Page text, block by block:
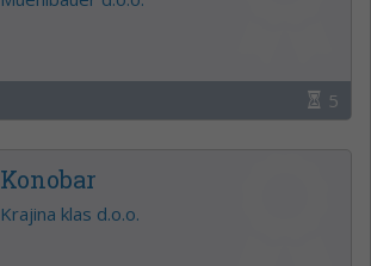
5
Konobar
Krajina klas d.o.o.